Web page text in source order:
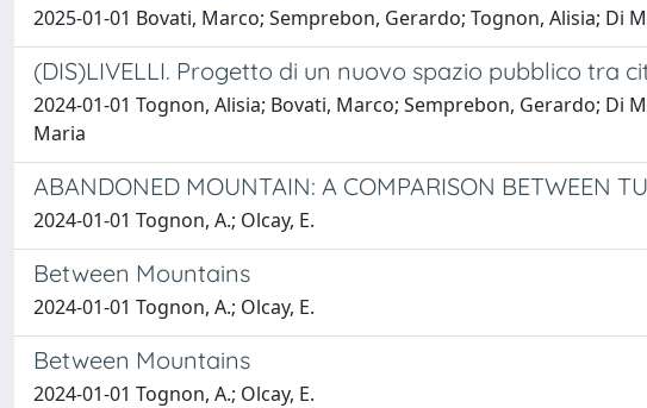
2025-01-01 Bovati, Marco; Semprebon, Gerardo; Tognon, Alisia; Di
(DIS)LIVELLI. Progetto di un nuovo spazio pubblico tra
2024-01-01 Tognon, Alisia; Bovati, Marco; Semprebon, Gerardo; Di
Maria
ABANDONED MOUNTAIN: A COMPARISON BETWEEN
2024-01-01 Tognon, A.; Olcay, E.
Between Mountains
2024-01-01 Tognon, A.; Olcay, E.
Between Mountains
2024-01-01 Tognon, A.; Olcay, E.